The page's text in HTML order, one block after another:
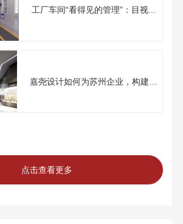
工厂车间“看得见的管理”：目视...
嘉尧设计如何为苏州企业，构建
点击查看更多